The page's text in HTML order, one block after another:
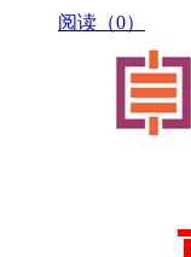
阅读（0）